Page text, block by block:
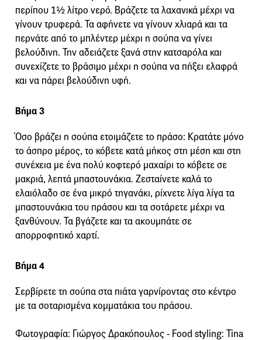
περίπου 1½ λίτρο νερό. Βράζετε τα λαχανικά μέχρι να
γίνουν τρυφερά. Τα αφήνετε να γίνουν χλιαρά και τα
περνάτε από το μπλέντερ μέχρι η σούπα να γίνει
βελούδινη. Την αδειάζετε ξανά στην κατσαρόλα και
συνεχίζετε το βράσιμο μέχρι η σούπα να πήξει ελαφρά
και να πάρει βελούδινη υφή.
Βήμα 3
Όσο βράζει η σούπα ετοιμάζετε το πράσο: Κρατάτε μόνο
το άσπρο μέρος, το κόβετε κατά μήκος στη μέση και στη
συνέχεια με ένα πολύ κοφτερό μαχαίρι το κόβετε σε
μακριά, λεπτά μπαστουνάκια. Ζεσταίνετε καλά το
ελαιόλαδο σε ένα μικρό τηγανάκι, ρίχνετε λίγα λίγα τα
μπαστουνάκια του πράσου και τα σοτάρετε μέχρι να
ξανθύνουν. Τα βγάζετε και τα ακουμπάτε σε
απορροφητικό χαρτί.
Βήμα 4
Σερβίρετε τη σούπα στα πιάτα γαρνίροντας στο κέντρο
με τα σοταρισμένα κομματάκια του πράσου.
Φωτογραφία: Γιώργος Δρακόπουλος - Food styling: Tina